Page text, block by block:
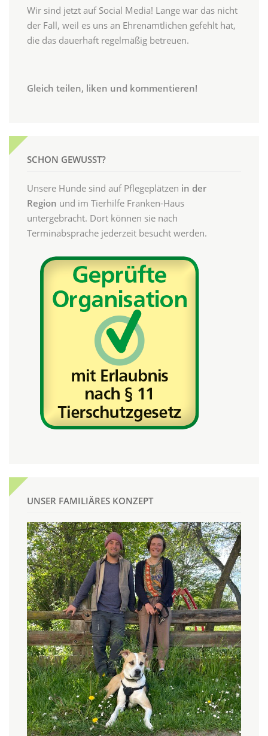
Wir sind jetzt auf Social Media! Lange war das nicht
der Fall, weil es uns an Ehrenamtlichen gefehlt hat,
die das dauerhaft regelmäßig betreuen.
Gleich teilen, liken und kommentieren!
SCHON GEWUSST?
Unsere Hunde sind auf Pflegeplätzen in der
Region und im Tierhilfe Franken-Haus
untergebracht. Dort können sie nach
Terminabsprache jederzeit besucht werden.
UNSER FAMILIÄRES KONZEPT